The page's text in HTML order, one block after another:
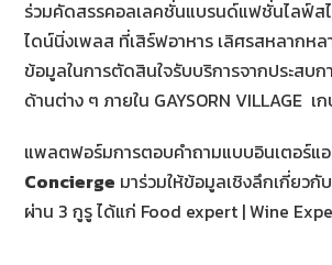
ร่วมคัดสรรคอลเลคชั่นแบรนด์แฟชั่นไลฟ์
ไดน์นิ่งเพลส ที่เสิร์ฟอาหาร เลิศรสหลากห
ข้อมูลในการตัดสินใจรับบริการจากประสบ
ด้านต่าง ๆ ภายใน GAYSORN VILLAGE เ
แพลตฟอร์มการตอบคำถามแบบอินเตอร์แ
Concierge มาร่วมให้ข้อมูลเชิงลึกเกี่ยว
ผ่าน 3 กูรู ได้แก่ Food expert | Wine